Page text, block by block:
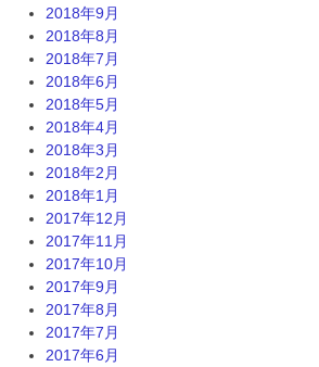
2018年9月
2018年8月
2018年7月
2018年6月
2018年5月
2018年4月
2018年3月
2018年2月
2018年1月
2017年12月
2017年11月
2017年10月
2017年9月
2017年8月
2017年7月
2017年6月